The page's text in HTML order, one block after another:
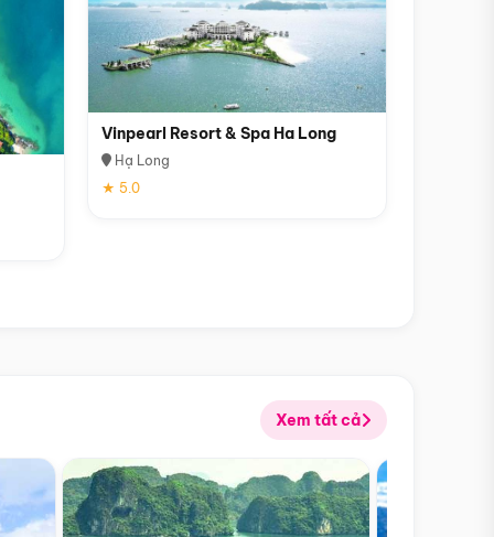
Vinpearl Resort & Spa Ha Long
Hạ Long
★ 5.0
Xem tất cả